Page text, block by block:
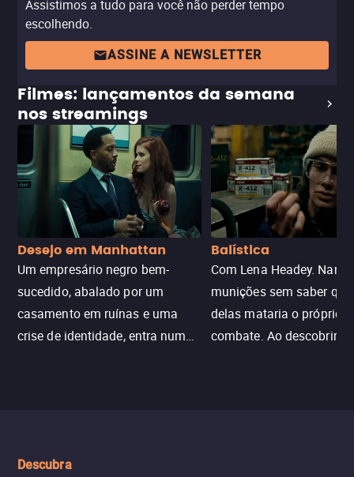
Assistimos a tudo para você não perder tempo
escolhendo.
ASSINE A NEWSLETTER
Filmes: lançamentos da semana
nos streamings
Desejo em Manhattan
Um empresário negro bem-
sucedido, abalado por um
casamento em ruínas e uma
crise de identidade, entra num
Balística
Com Lena Headey.
munições sem saber
delas mataria o próprio
combate. Ao descobrir a
Descubra